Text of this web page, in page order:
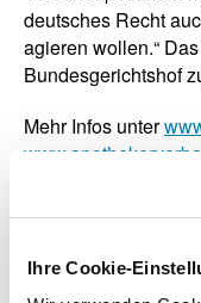
Ihre Cookie-
deutsches Recht
agieren wollen.“
Bundesgerichtshof
Mehr Infos unter
b.rohrer(at)abda.de